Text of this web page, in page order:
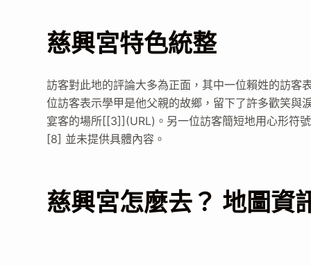
慈興宮特色統整
訪客對此地的評論大多為正面，其中一位賴姓的訪
位訪客表示學甲是他父親的故鄉，留下了許多歡笑
宴客的場所[[3]](URL)。另一位訪客簡短地用心形
[8] 並未提供具體內容。
慈興宮怎麼去？ 地圖資